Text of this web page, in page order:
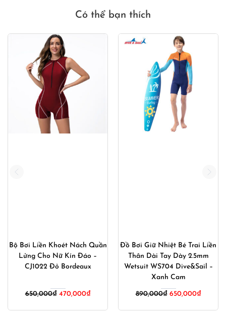
Có thể bạn thích
Bộ Bơi Liền Khoét Nách Quần
Lửng Cho Nữ Kín Đáo –
CJ1022 Đỏ Bordeaux
650,000₫ Giá
470,000₫Giá
Đồ Bơi Giữ Nhiệt Bé Trai Liền
Thân Dài Tay Dày 2.5mm
Wetsuit WS704 Dive&Sail –
Xanh Cam
890,000₫ Giá
650,000₫Giá